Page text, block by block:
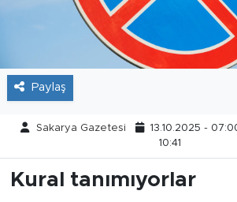
Paylaş
Sakarya Gazetesi 13.10.2025 -
10:41
Kural tanımıyorlar
Foto Şaka
Teknoloji